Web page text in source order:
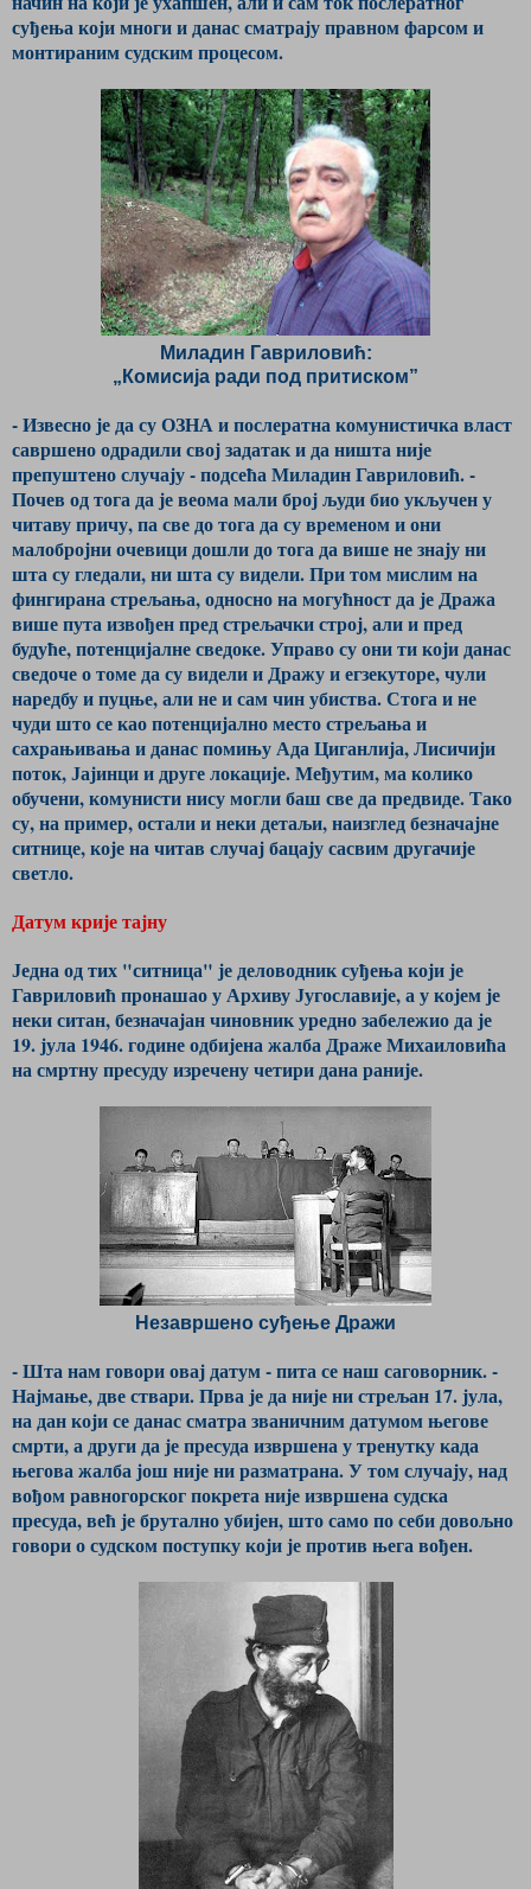
суђења који многи и данас сматрају правном фарсом и
монтираним судским процесом.
Миладин Гавриловић:
„Комисија ради под притиском”
- Извесно је да су ОЗНА и послератна комунистичка власт
савршено одрадили свој задатак и да ништа није
препуштено случају - подсећа Миладин Гавриловић. -
Почев од тога да је веома мали број људи био укључен у
читаву причу, па све до тога да су временом и они
малобројни очевици дошли до тога да више не знају ни
шта су гледали, ни шта су видели. При том мислим на
фингирана стрељања, односно на могућност да је Дража
више пута извођен пред стрељачки строј, али и пред
будуће, потенцијалне сведоке. Управо су они ти који данас
сведоче о томе да су видели и Дражу и егзекуторе, чули
наредбу и пуцње, али не и сам чин убиства. Стога и не
чуди што се као потенцијално место стрељања и
сахрањивања и данас помињу Ада Циганлија, Лисичији
поток, Јајинци и друге локације. Међутим, ма колико
обучени, комунисти нису могли баш све да предвиде. Тако
су, на пример, остали и неки детаљи, наизглед безначајне
ситнице, које на читав случај бацају сасвим другачије
светло.
Датум крије тајну
Једна од тих "ситница" је деловодник суђења који је
Гавриловић пронашао у Архиву Југославије, а у којем је
неки ситан, безначајан чиновник уредно забележио да је
19. јула 1946. године одбијена жалба Драже Михаиловића
на смртну пресуду изречену четири дана раније.
Незавршено суђење Дражи
- Шта нам говори овај датум - пита се наш саговорник. -
Најмање, две ствари. Прва је да није ни стрељан 17. јула,
на дан који се данас сматра званичним датумом његове
смрти, а други да је пресуда извршена у тренутку када
његова жалба још није ни разматрана. У том случају, над
вођом равногорског покрета није извршена судска
пресуда, већ је брутално убијен, што само по себи довољно
говори о судском поступку који је против њега вођен.